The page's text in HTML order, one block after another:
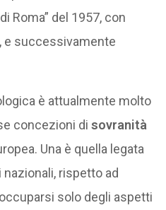
Roma” del 1957, con
e successivamente
è attualmente molto
concezioni disovranità
Una è quella legata
rispetto ad
solo degli aspetti